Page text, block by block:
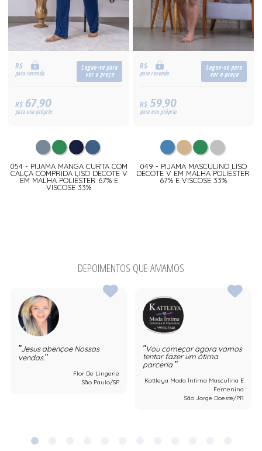
R$
para revenda
Logue-se para
ver o preço
R$67,90
para uso próprio
054 - PIJAMA MANGA CURTA COM
CALÇA COMPRIDA LISO DECOTE V
EM MALHA POLIÉSTER 67% E
VISCOSE 33%
R$
para revenda
Logue-se para
ver o preço
R$59,90
para uso próprio
049 - PIJAMA MASCULINO LISO
DECOTE V EM MALHA POLIÉSTER
67% E VISCOSE 33%
DEPOIMENTOS QUE AMAMOS
Jesus abençoe Nossas
vendas.
Flor De Lingerie
São Paulo/SP
Vou começar agora vamos
tentar fazer um ótima
parceria
Kattleya Moda Íntima Masculina E
Femenina
São Jorge Doeste/PR